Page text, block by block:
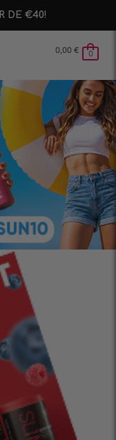
DE €40!
0,00 € 0